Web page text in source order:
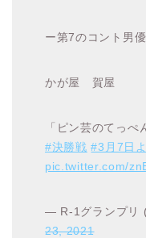
ー第7のコント男
かが屋 賀屋
「ピン芸のてっぺ
#決勝戦 #3月7日
pic.twitter.com/
— R-1グランプリ
23, 2021